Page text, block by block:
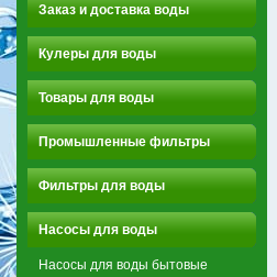
Заказ и доставка воды
Кулеры для воды
Товары для воды
Промышленные фильтры
Фильтры для воды
Насосы для воды
Насосы для воды бытовые